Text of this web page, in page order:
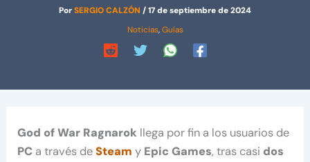
PorSERGIO CALZÓN /17 de septiembre de 2024
Noticias,Guías
God of War Ragnarok llega por fin a los usuarios de
PC a través deSteamy Epic Games, tras casi dos